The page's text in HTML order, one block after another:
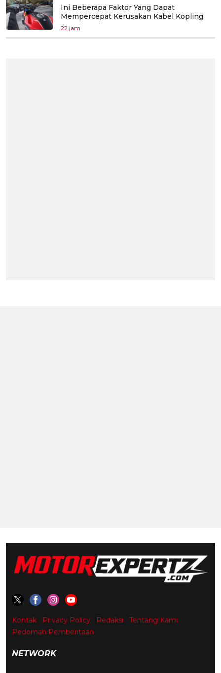
Ini Beberapa Faktor Yang Dapat
Mempercepat Kerusakan Kabel Kopling
22 jam
Kontak Privacy Policy Redaksi
Tentang Kami
Pedoman Pemberitaan
NETWORK